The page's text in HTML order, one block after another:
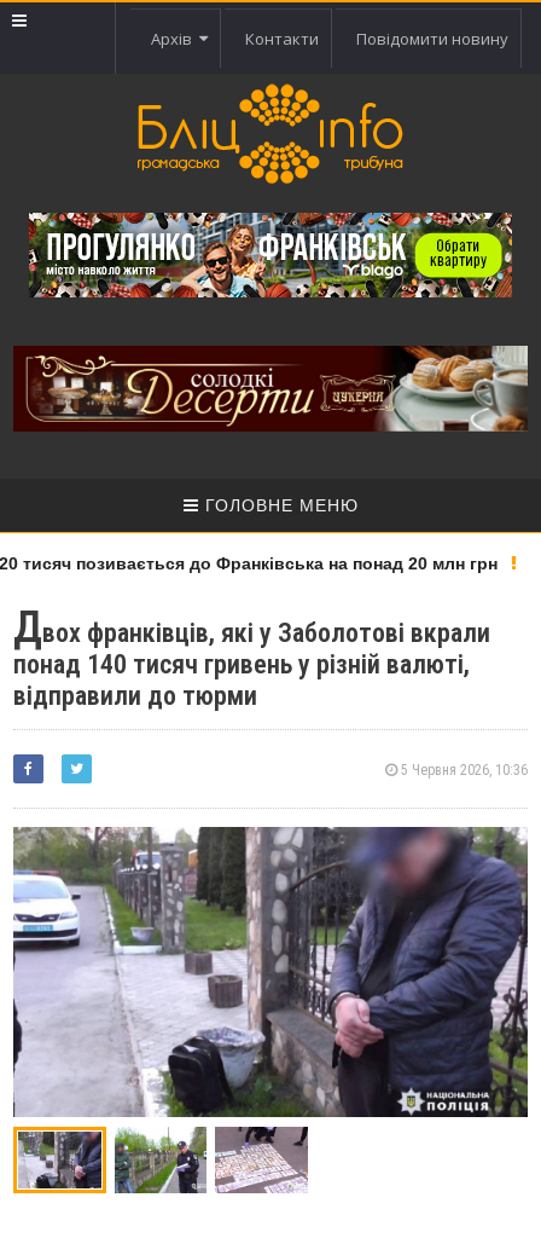
Архів Контакти Повідомити новину
ГОЛОВНЕ МЕНЮ
позивається до Франківська на понад 20 млн грн
Двох франківців, які у Заболотові вкрали
понад 140 тисяч гривень у різній валюті,
відправили до тюрми
5 Червня 2026, 10:36